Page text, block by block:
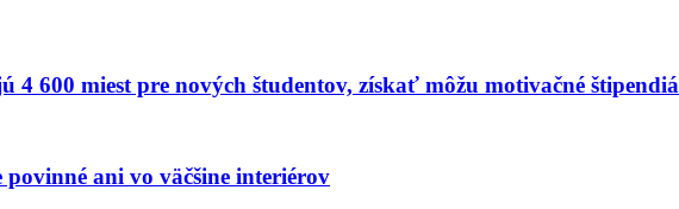
4 600 miest pre nových študentov, získať môžu motivačné štipendiá
povinné ani vo väčšine interiérov